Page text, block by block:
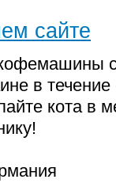
сайте
с
в течение
кота в